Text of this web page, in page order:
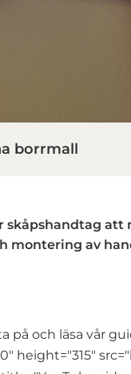
borrmall
skåpshandtag
montering av
på och läsa vår
height="315"